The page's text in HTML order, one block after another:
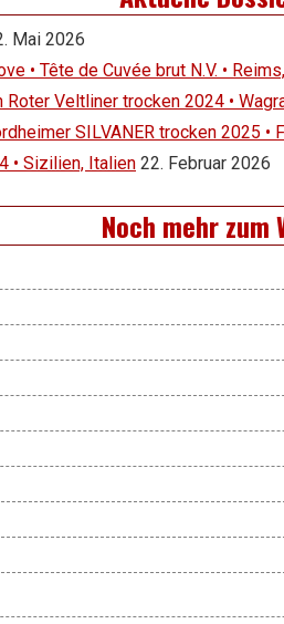
Mai 2026
• Tête de Cuvée brut N.V. •
Roter Veltliner trocken 2024 •
SILVANER trocken 2025 •
• Sizilien, Italien 22. Februar 2026
Noch mehr zum